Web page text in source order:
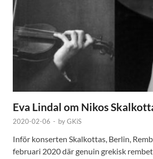
Eva Lindal om Nikos
2020-02-06 - byGKiS
Inför konserten Skalkottas, Berlin,
februari 2020 där genuin grekisk